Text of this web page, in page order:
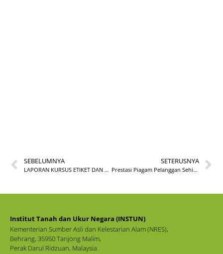
SEBELUMNYA
LAPORAN KURSUS ETIKET DAN KETERAMPILAN IMEJ BAGI PENCERAMAH DAN PENYELARAS KURSUS INSTUN
SETERUSNYA
Prestasi Piagam Pelanggan Sehingga 30 November 2024
Institut Tanah dan Ukur Negara (INSTUN)
Kementerian Sumber Asli dan Kelestarian Alam (NRES),
Behrang, 35950 Tanjong Malim,
Perak Darul Ridzuan, Malaysia.